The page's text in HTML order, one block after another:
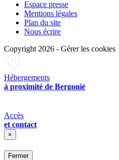
Espace presse
Mentions légales
Plan du site
Nous écrire
Copyright 2026 - Gérer les cookies
Hébergements
à proximité de Bergonié
Accès
et contact
×
Fermer